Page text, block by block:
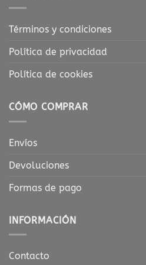
Términos y condiciones
Política de privacidad
Política de cookies
CÓMO COMPRAR
Envíos
Devoluciones
Formas de pago
INFORMACIÓN
Contacto